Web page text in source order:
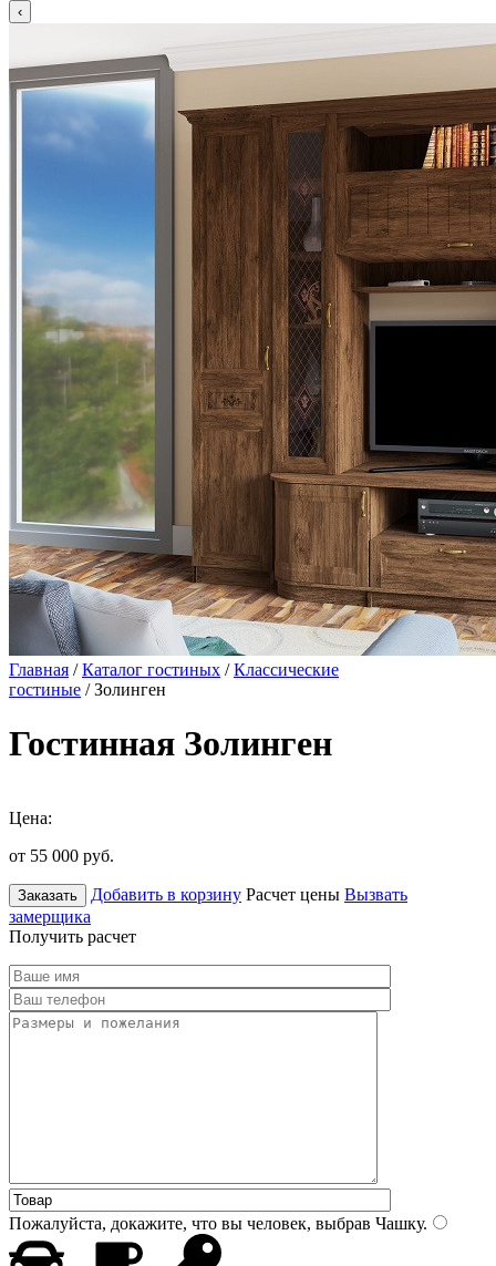
Главная /Каталог гостиных /Классические
гостиные / Золинген
Гостинная Золинген
Цена:
от 55 000 руб.
Заказать Добавить в корзину Расчет цены Вызвать
замерщика
Получить расчет
Пожалуйста, докажите, что вы человек, выбрав Чашку.